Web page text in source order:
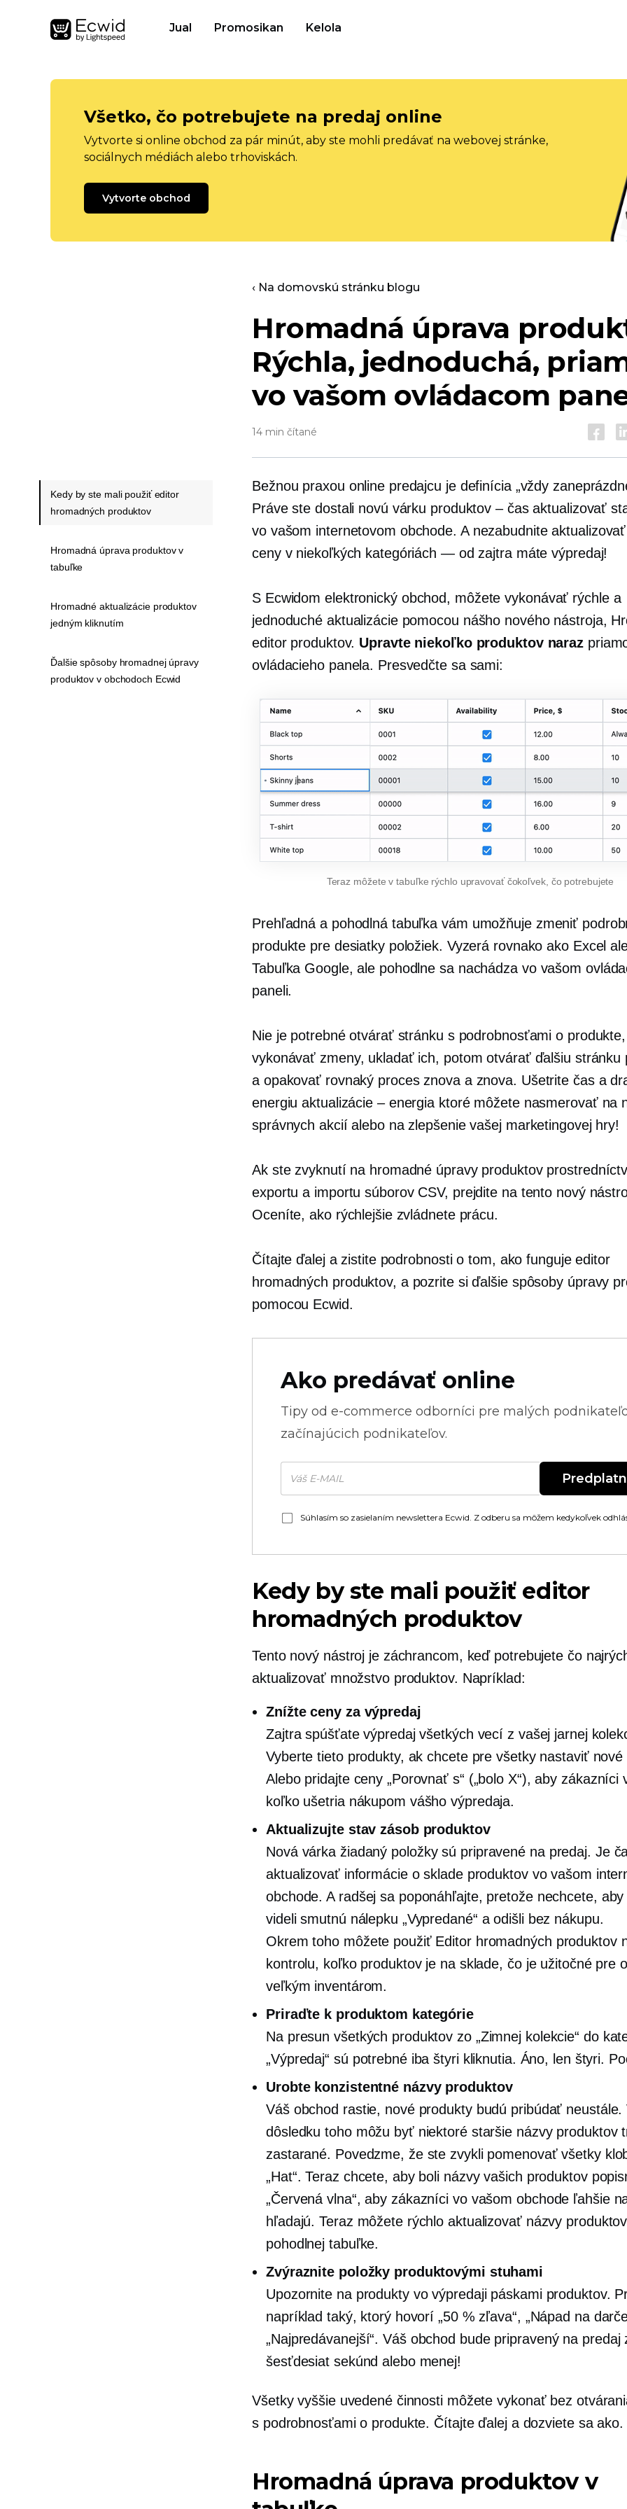
Jual Promosikan Kelola
Všetko, čo potrebujete na predaj online
Vytvorte si online obchod za pár minút, aby ste mohli predávať na webovej stránke,
sociálnych médiách alebo trhoviskách.
Vytvorte obchod
‹ Na domovskú stránku blogu
Hromadná úprava
Rýchla, jednoduchá,
vo vašom ovládacom
14 min čítané
Bežnou praxou online predajcu je definícia „vždy
Práve ste dostali novú várku produktov – čas aktualizovať
vo vašom internetovom obchode. A nezabudnite
ceny v niekoľkých kategóriách — od zajtra máte výpredaj!
S Ecwidomelektronický obchod, môžete vykonávať rýchle a
jednoduché aktualizácie pomocou nášho nového nástroja,
editor produktov. Upravte niekoľko produktov naraz
ovládacieho panela. Presvedčte sa sami:
Teraz môžete v tabuľke rýchlo upravovať čokoľvek, čo potrebujete
Prehľadná a pohodlná tabuľka vám umožňuje zmeniť
produkte pre desiatky položiek. Vyzerá rovnako ako Excel
Tabuľka Google, ale pohodlne sa nachádza vo vašom
paneli.
Nie je potrebné otvárať stránku s podrobnosťami o produkte,
vykonávať zmeny, ukladať ich, potom otvárať ďalšiu stránku
a opakovať rovnaký proces znova a znova. Ušetrite čas a
energiuaktualizácie – energia ktoré môžete nasmerovať na
správnych akcií alebo na zlepšenie vašej marketingovej hry!
Ak ste zvyknutí na hromadné úpravy produktov
exportu a importu súborov CSV, prejdite na tento nový
Oceníte, ako rýchlejšie zvládnete prácu.
Čítajte ďalej a zistite podrobnosti o tom, ako funguje editor
hromadných produktov, a pozrite si ďalšie spôsoby úpravy
pomocou Ecwid.
Ako predávať online
Tipy od e-commerce odborníci pre malých
začínajúcich podnikateľov.
Súhlasím so zasielaním newslettera Ecwid. Z odberu sa môžem kedykoľvek
Kedy by ste mali použiť editor
hromadných produktov
Tento nový nástroj je záchrancom, keď potrebujete čo
aktualizovať množstvo produktov. Napríklad:
Znížte ceny za výpredaj
Zajtra spúšťate výpredaj všetkých vecí z vašej jarnej
Vyberte tieto produkty, ak chcete pre všetky nastaviť nové
Alebo pridajte ceny „Porovnať s“ („bolo X“), aby zákazníci
koľko ušetria nákupom vášho výpredaja.
Aktualizujte stav zásob produktov
Nová várka žiadaný položky sú pripravené na predaj. Je
aktualizovať informácie o sklade produktov vo vašom
obchode. A radšej sa poponáhľajte, pretože nechcete,
videli smutnú nálepku „Vypredané“ a odišli bez nákupu.
Okrem toho môžete použiť Editor hromadných produktov
kontrolu, koľko produktov je na sklade, čo je užitočné pre
veľkým inventárom.
Priraďte k produktom kategórie
Na presun všetkých produktov zo „Zimnej kolekcie“ do
„Výpredaj“ sú potrebné iba štyri kliknutia. Áno, len štyri.
Urobte konzistentné názvy produktov
Váš obchod rastie, nové produkty budú pribúdať neustále.
dôsledku toho môžu byť niektoré staršie názvy produktov
zastarané. Povedzme, že ste zvykli pomenovať všetky
„Hat“. Teraz chcete, aby boli názvy vašich produktov
„Červená vlna“, aby zákazníci vo vašom obchode ľahšie
hľadajú. Teraz môžete rýchlo aktualizovať názvy
pohodlnej tabuľke.
Zvýraznite položky produktovými stuhami
Upozornite na produkty vo výpredaji páskami produktov.
napríklad taký, ktorý hovorí „50 % zľava“, „Nápad na
„Najpredávanejší“. Váš obchod bude pripravený na predaj
šesťdesiat sekúnd alebo menej!
Všetky vyššie uvedené činnosti môžete vykonať bez
s podrobnosťami o produkte. Čítajte ďalej a dozviete sa ako.
Hromadná úprava produktov v
Kedy by ste mali použiť editor
hromadných produktov
Hromadná úprava produktov v
tabuľke
Hromadné aktualizácie produktov
jedným kliknutím
Ďalšie spôsoby hromadnej úpravy
produktov v obchodoch Ecwid